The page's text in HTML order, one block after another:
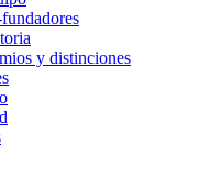
y distinciones